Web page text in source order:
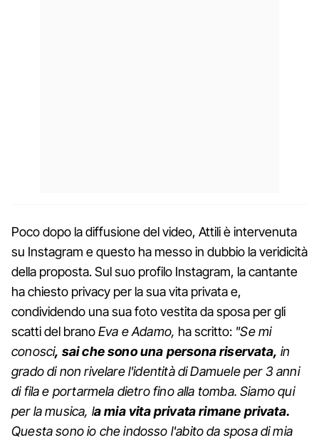
Poco dopo la diffusione del video, Attili è intervenuta
su Instagram e questo ha messo in dubbio la veridicità
della proposta. Sul suo profilo Instagram, la cantante
ha chiesto privacy per la sua vita privata e,
condividendo una sua foto vestita da sposa per gli
scatti del branoEva e Adamo, ha scritto: "Se mi
conosci, sai che sono una persona riservata, in
grado di non rivelare l'identità di Damuele per 3 anni
di fila e portarmela dietro fino alla tomba. Siamo qui
per la musica, la mia vita privata rimane privata.
Questa sono io che indosso l'abito da sposa di mia